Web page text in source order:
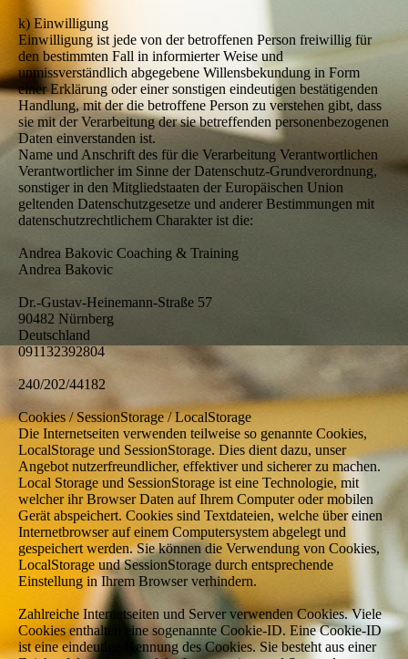
k) Einwilligung
Einwilligung ist jede von der betroffenen Person freiwillig für
den bestimmten Fall in informierter Weise und
unmissverständlich abgegebene Willensbekundung in Form
einer Erklärung oder einer sonstigen eindeutigen bestätigenden
Handlung, mit der die betroffene Person zu verstehen gibt, dass
sie mit der Verarbeitung der sie betreffenden personenbezogenen
Daten einverstanden ist.
Name und Anschrift des für die Verarbeitung Verantwortlichen
Verantwortlicher im Sinne der Datenschutz-Grundverordnung,
sonstiger in den Mitgliedstaaten der Europäischen Union
geltenden Datenschutzgesetze und anderer Bestimmungen mit
datenschutzrechtlichem Charakter ist die:
Andrea Bakovic Coaching & Training
Andrea Bakovic
Dr.-Gustav-Heinemann-Straße 57
90482 Nürnberg
Deutschland
091132392804
240/202/44182
Cookies / SessionStorage / LocalStorage
Die Internetseiten verwenden teilweise so genannte Cookies,
LocalStorage und SessionStorage. Dies dient dazu, unser
Angebot nutzerfreundlicher, effektiver und sicherer zu machen.
Local Storage und SessionStorage ist eine Technologie, mit
welcher ihr Browser Daten auf Ihrem Computer oder mobilen
Gerät abspeichert. Cookies sind Textdateien, welche über einen
Internetbrowser auf einem Computersystem abgelegt und
gespeichert werden. Sie können die Verwendung von Cookies,
LocalStorage und SessionStorage durch entsprechende
Einstellung in Ihrem Browser verhindern.
Zahlreiche Internetseiten und Server verwenden Cookies. Viele
Cookies enthalten eine sogenannte Cookie-ID. Eine Cookie-ID
ist eine eindeutige Kennung des Cookies. Sie besteht aus einer